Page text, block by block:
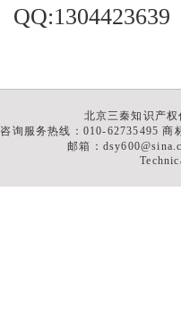
北京三秦知识产
咨询服务热线：010-62735495 商
邮箱：